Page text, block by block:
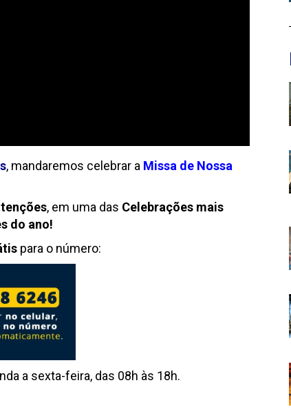
, mandaremos celebrar a Missa de Nossa
, em uma das Celebrações mais
do ano!
para o número:
a sexta-feira, das 08h às 18h.